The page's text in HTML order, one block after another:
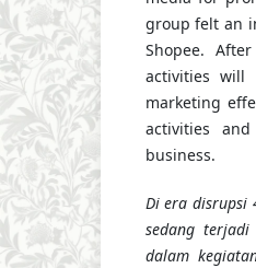
group felt an
Shopee.
activities
marketing
activities
business.
Di era disrupsi
sedang
dalam